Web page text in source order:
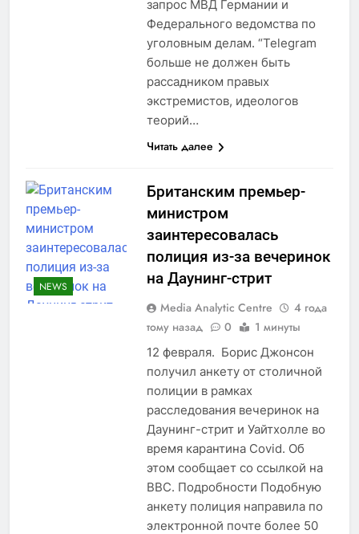
запрос МВД Германии и
Федерального ведомства по
уголовным делам. “Telegram
больше не должен быть
рассадником правых
экстремистов, идеологов
теорий…
Читать далее
NEWS
Британским премьер-
министром
заинтересовалась
полиция из-за вечеринок
на Даунинг-стрит
Media Analytic Centre
4 года
тому назад
0 1 минуты
12 февраля. Борис Джонсон
получил анкету от столичной
полиции в рамках
расследования вечеринок на
Даунинг-стрит и Уайтхолле во
время карантина Covid. Об
этом сообщает со ссылкой на
ВВС. Подробности Подобную
анкету полиция направила по
электронной почте более 50